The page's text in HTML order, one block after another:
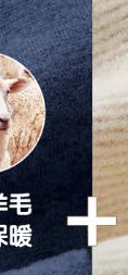
元方式進行付款，方
成當下不需立刻繳
商家同意取消之訂
AFTEE先享後付 」
需取消欲退款等相
份有限公司提供之
範圍內提供個人資料
有限公司。
事宜，請瀏覽以下網
含以上)免運費
含以上)免運
含以上)免